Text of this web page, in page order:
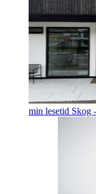
min lesetid Skog